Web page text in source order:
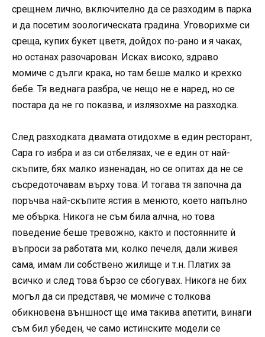
срещнем лично, включително да се разходим в парка
и да посетим зоологическата градина. Уговорихме си
среща, купих букет цветя, дойдох по-рано и я чаках,
но останах разочарован. Исках високо, здраво
момиче с дълги крака, но там беше малко и крехко
бебе. Тя веднага разбра, че нещо не е наред, но се
постара да не го показва, и излязохме на разходка.
След разходката двамата отидохме в един ресторант,
Сара го избра и аз си отбелязах, че е един от най-
скъпите, бях малко изненадан, но се опитах да не се
съсредоточавам върху това. И тогава тя започна да
поръчва най-скъпите ястия в менюто, което напълно
ме обърка. Никога не съм била алчна, но това
поведение беше тревожно, както и постоянните ѝ
въпроси за работата ми, колко печеля, дали живея
сама, имам ли собствено жилище и т.н. Платих за
всичко и след това бързо се сбогувах. Никога не бих
могъл да си представя, че момиче с толкова
обикновена външност ще има такива апетити, винаги
съм бил убеден, че само истинските модели се